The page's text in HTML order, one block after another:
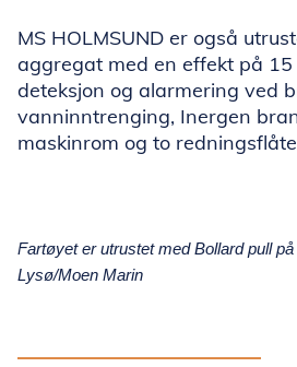
MS HOLMSUND er også
aggregat med en effekt på
deteksjon og alarmering ved
vanninntrenging, Inergen
maskinrom og to
Fartøyet er utrustet med Bollard pull
Lysø/Moen Marin